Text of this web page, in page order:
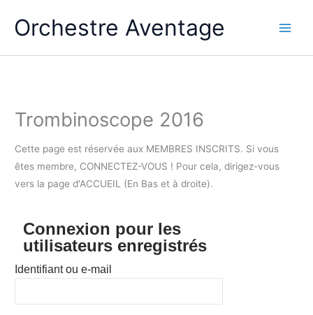
Orchestre Aventage
Trombinoscope 2016
Cette page est réservée aux MEMBRES INSCRITS. Si vous
êtes membre, CONNECTEZ-VOUS ! Pour cela, dirigez-vous
vers la page d'ACCUEIL (En Bas et à droite).
Connexion pour les
utilisateurs enregistrés
Identifiant ou e-mail